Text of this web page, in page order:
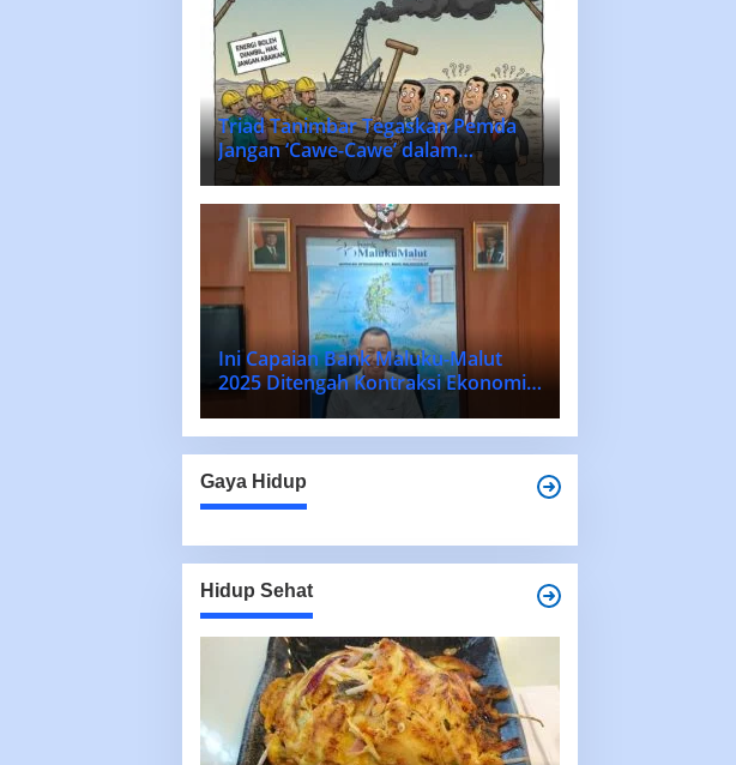
Triad Tanimbar Tegaskan Pemda
Jangan ‘Cawe-Cawe’ dalam
Penentuan Vendor Lokal Blok
MASELA.
Ini Capaian Bank Maluku-Malut
2025 Ditengah Kontraksi Ekonomi
Nasional dan Daerah
Gaya Hidup
Hidup Sehat